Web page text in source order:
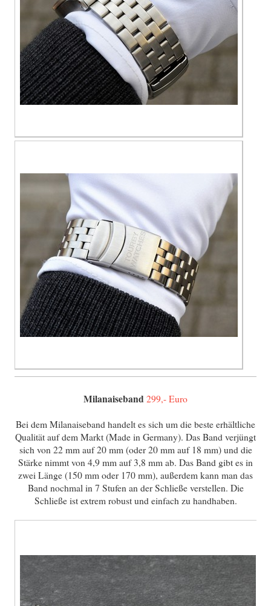
Milanaiseband 299,- Euro
Bei dem Milanaiseband handelt es sich um die beste erhältliche
Qualität auf dem Markt (Made in Germany). Das Band verjüngt
sich von 22 mm auf 20 mm (oder 20 mm auf 18 mm) und die
Stärke nimmt von 4,9 mm auf 3,8 mm ab. Das Band gibt es in
zwei Länge (150 mm oder 170 mm), außerdem kann man das
Band nochmal in 7 Stufen an der Schließe verstellen. Die
Schließe ist extrem robust und einfach zu handhaben.